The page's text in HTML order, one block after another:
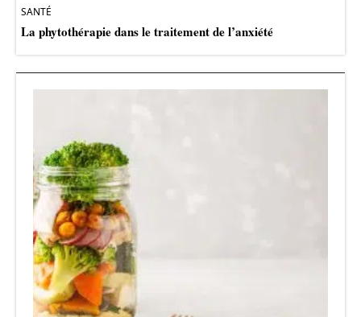
SANTÉ
La phytothérapie dans le traitement de l’anxiété